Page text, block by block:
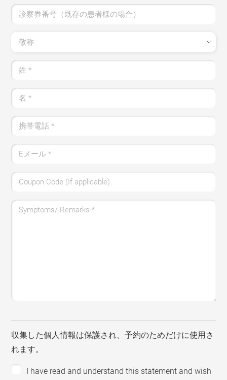
診察券番号（既存の患者様の場合）
敬称
姓*
名*
携帯電話*
Eメール*
Coupon Code (If applicable)
Symptoms/ Remarks*
収集した個人情報は保護され、予約のためだけに使用さ
れます。
I have read and understand this statement and wish